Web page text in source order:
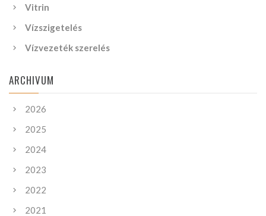
Vitrin
Vízszigetelés
Vízvezeték szerelés
ARCHIVUM
2026
2025
2024
2023
2022
2021